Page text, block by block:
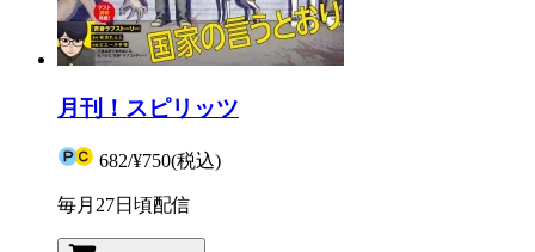
月刊！スピリッツ
682/¥750(税込)
毎月27日頃配信